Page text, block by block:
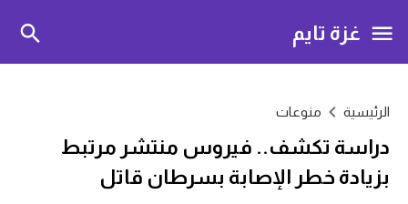
غزة تايم
الرئيسية منوعات
دراسة تكشف.. فيروس منتشر مرتبط
بزيادة خطر الإصابة بسرطان قاتل